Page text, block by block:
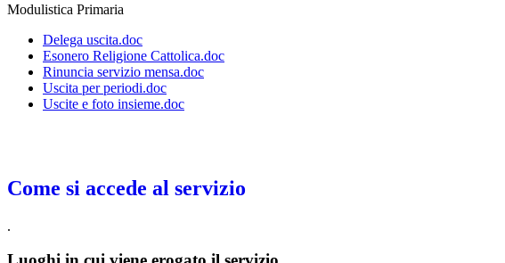
Modulistica Primaria
Delega uscita.doc
Esonero Religione Cattolica.doc
Rinuncia servizio mensa.doc
Uscita per periodi.doc
Uscite e foto insieme.doc
Come si accede al servizio
.